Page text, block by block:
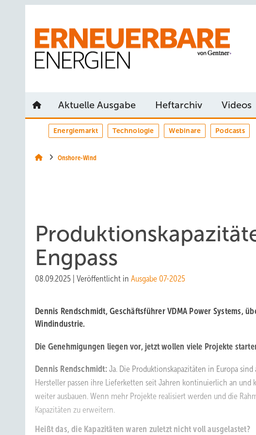
Aktuelle Ausgabe Heftarchiv Videos
Energiemarkt Technologie Webinare Podcasts
Onshore-Wind
Engpass
08.09.2025 Veröffentlicht in Ausgabe 07-2025
Dennis Rendschmidt, Geschäftsführer VDMA Power Systems,
Windindustrie.
Die Genehmigungen liegen vor, jetzt wollen viele Projekte
Dennis Rendschmidt: Ja. Die Produktionskapazitäten in Europa
Hersteller passen ihre Lieferketten seit Jahren kontinuierlich an
weiter ausbauen. Wenn mehr Projekte realisiert werden und die
Kapazitäten zu erweitern.
Heißt das, die Kapazitäten waren zuletzt nicht voll ausgelastet?